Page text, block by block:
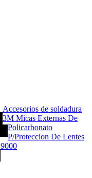
Accesorios de soldadura
3M Micas Externas De
Policarbonato
P/Proteccion De Lentes
9000